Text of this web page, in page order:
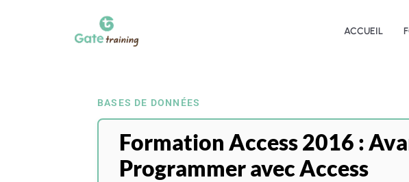
ACCUEIL
BASES DE DONNÉES
Formation Access 2016 :
Programmer avec Access